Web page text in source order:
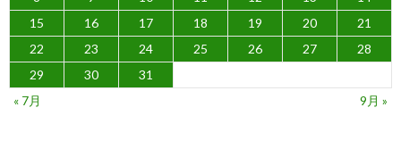
15
16 17 18 19 20
21
22
23 24 25 26 27
28
29
30
31
« 7月
9月 »